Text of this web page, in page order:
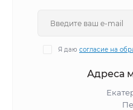
Я даю согласие на
Адреса